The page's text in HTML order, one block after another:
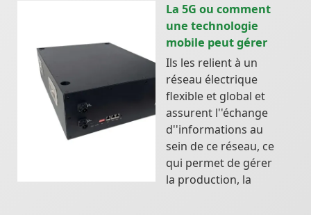
La 5G ou comment
une technologie
mobile peut gérer
Ils les relient à un
réseau électrique
flexible et global et
assurent l''échange
d''informations au
sein de ce réseau, ce
qui permet de gérer
la production, la